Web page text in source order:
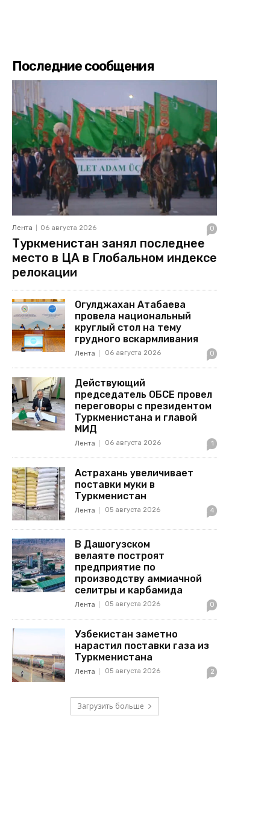
Последние сообщения
Лента 06 августа 2026 0
Туркменистан занял последнее
место в ЦА в Глобальном индексе
релокации
Огулджахан Атабаева
провела национальный
круглый стол на тему
грудного вскармливания
Лента 06 августа 2026 0
Действующий
председатель ОБСЕ провел
переговоры с президентом
Туркменистана и главой
МИД
Лента 06 августа 2026 1
Астрахань увеличивает
поставки муки в
Туркменистан
Лента 05 августа 2026 4
В Дашогузском
велаяте построят
предприятие по
производству аммиачной
селитры и карбамида
Лента 05 августа 2026 0
Узбекистан заметно
нарастил поставки газа из
Туркменистана
Лента 05 августа 2026 2
Загрузить больше